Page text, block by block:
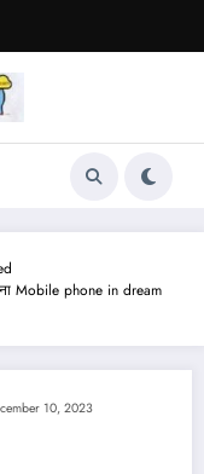
Mobile phone in dream
10, 2023